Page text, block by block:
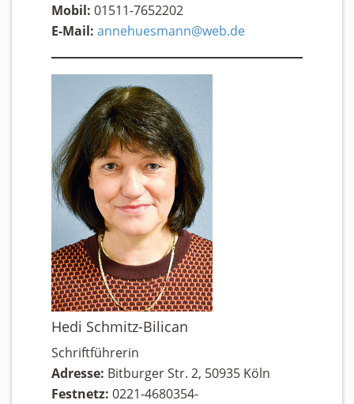
Mobil: 01511-7652202
E-Mail: annehuesmann@web.de
Hedi Schmitz-Bilican
Schriftführerin
Adresse: Bitburger Str. 2, 50935 Köln
Festnetz: 0221-4680354-